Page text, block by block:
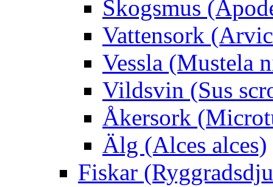
Skogsmus
Vattensork
Vessla (Mustela
Vildsvin (Sus
Åkersork
Älg (Alces alces)
Fiskar